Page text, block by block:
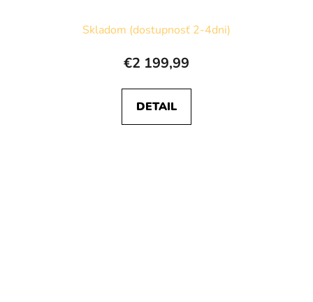
Skladom (dostupnosť 2-4dni)
€2 199,99
DETAIL